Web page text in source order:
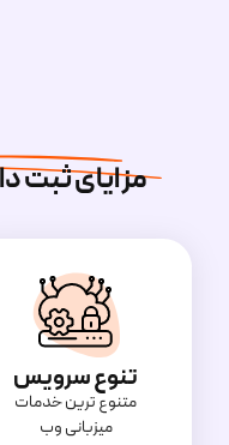
مزایای
تنوع سرویس
متنوع ترین خدمات
میزبانی وب